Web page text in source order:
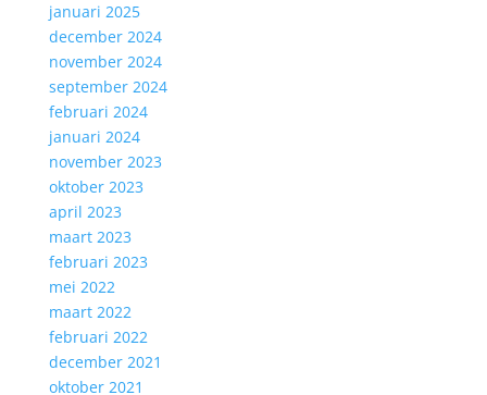
januari 2025
december 2024
november 2024
september 2024
februari 2024
januari 2024
november 2023
oktober 2023
april 2023
maart 2023
februari 2023
mei 2022
maart 2022
februari 2022
december 2021
oktober 2021